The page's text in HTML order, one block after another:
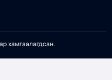
хамгаалагдсан.